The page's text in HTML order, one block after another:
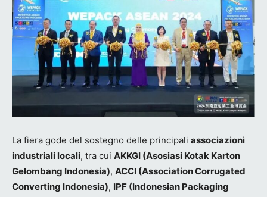
La fiera gode del sostegno delle principali associazioni
industriali locali, tra cui AKKGI (Asosiasi Kotak Karton
Gelombang Indonesia), ACCI (Association Corrugated
Converting Indonesia), IPF (Indonesian Packaging